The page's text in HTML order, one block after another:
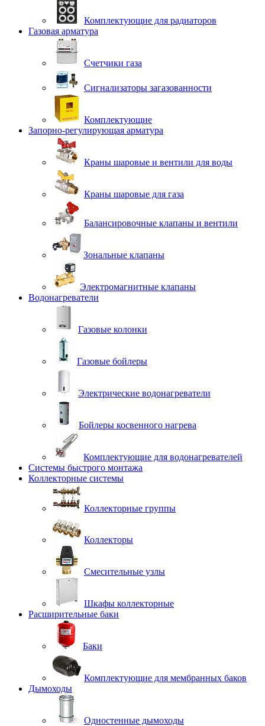
Комплектующие для радиаторов
Газовая арматура
Счетчики газа
Сигнализаторы загазованности
Комплектующие
Запорно-регулирующая арматура
Краны шаровые и вентили для воды
Краны шаровые для газа
Балансировочные клапаны и вентили
Зональные клапаны
Электромагнитные клапаны
Водонагреватели
Газовые колонки
Газовые бойлеры
Электрические водонагреватели
Бойлеры косвенного нагрева
Комплектующие для водонагревателей
Системы быстрого монтажа
Коллекторные системы
Коллекторные группы
Коллекторы
Смесительные узлы
Шкафы коллекторные
Расширительные баки
Баки
Комплектующие для мембранных баков
Дымоходы
Одностенные дымоходы